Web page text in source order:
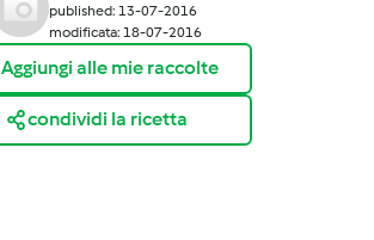
published: 13-07-2016
modificata: 18-07-2016
Aggiungi alle mie raccolte
condividi la ricetta